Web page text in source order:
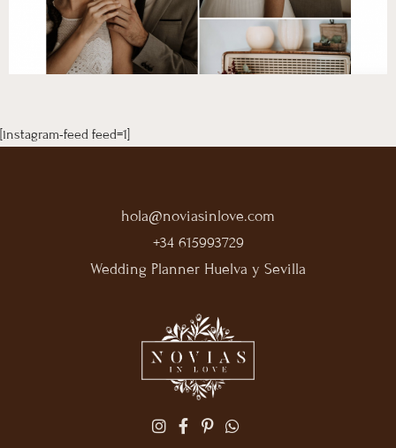
[instagram-feed feed=1]
hola@noviasinlove.com
+34 615993729
Wedding Planner Huelva y Sevilla